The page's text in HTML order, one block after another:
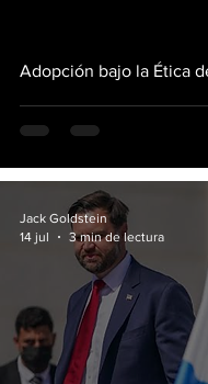
Adopción bajo la Ética
Jack Goldstein
14 jul
3 min de lectura